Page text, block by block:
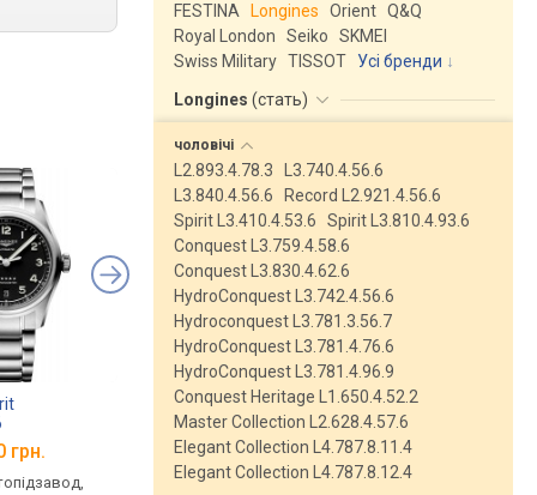
грн.
Longines HydroConquest
L3.782.4.56.6
від 115 780 грн.
механічні, автопідзавод,
Longines
L3.782.4.96.6
від 115 780 грн.
механічні,
FESTINA
Longines Orient Q&Q
Royal London
Seiko
SKMEI
Swiss Military TISSOT
Усі бренди
Longines (стать)
чоловічі
L2.893.4.78.3
L3.740.4.56.6
L3.840.4.56.6
Record L2.921.4.56.6
Spirit L3.410.4.53.6
Spirit L3.810.4.93.6
Conquest L3.759.4.58.6
Conquest L3.830.4.62.6
HydroConquest L3.742.4.56.6
Hydroconquest L3.781.3.56.7
HydroConquest L3.781.4.76.6
HydroConquest L3.781.4.96.9
Conquest Heritage L1.650.4.52.2
Master Collection L2.628.4.57.6
Elegant Collection L4.787.8.11.4
Elegant Collection L4.787.8.12.4